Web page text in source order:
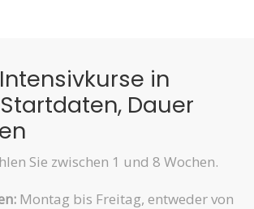
in
Dauer
Sie zwischen 1 und 8 Wochen.
Montag bis Freitag, entweder von